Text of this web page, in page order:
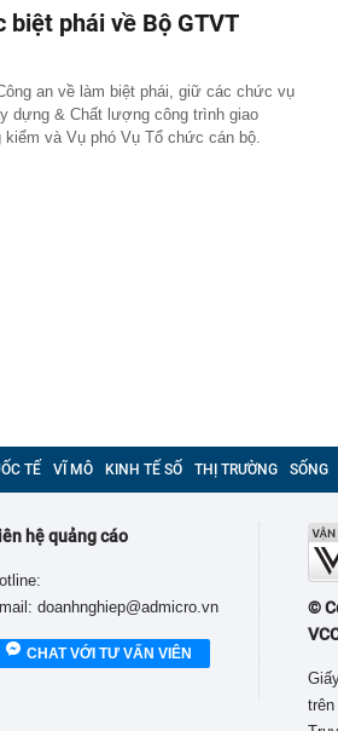
phái về Bộ GTVT
an về làm biệt phái, giữ các chức vụ
dựng & Chất lượng công trình giao
và Vụ phó Vụ Tổ chức cán bộ.
TẾ VĨ MÔ KINH TẾ SỐ THỊ TRƯỜNG SỐNG
hệ quảng cáo
doanhnghiep@admicro.vn
CHAT VỚI TƯ VẤN VIÊN
©